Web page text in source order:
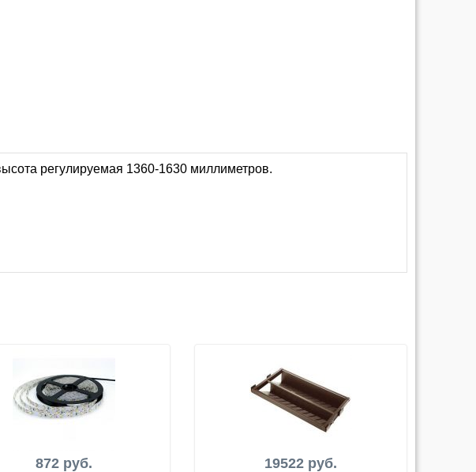
регулируемая 1360-1630 миллиметров.
872 руб.
19522 руб.